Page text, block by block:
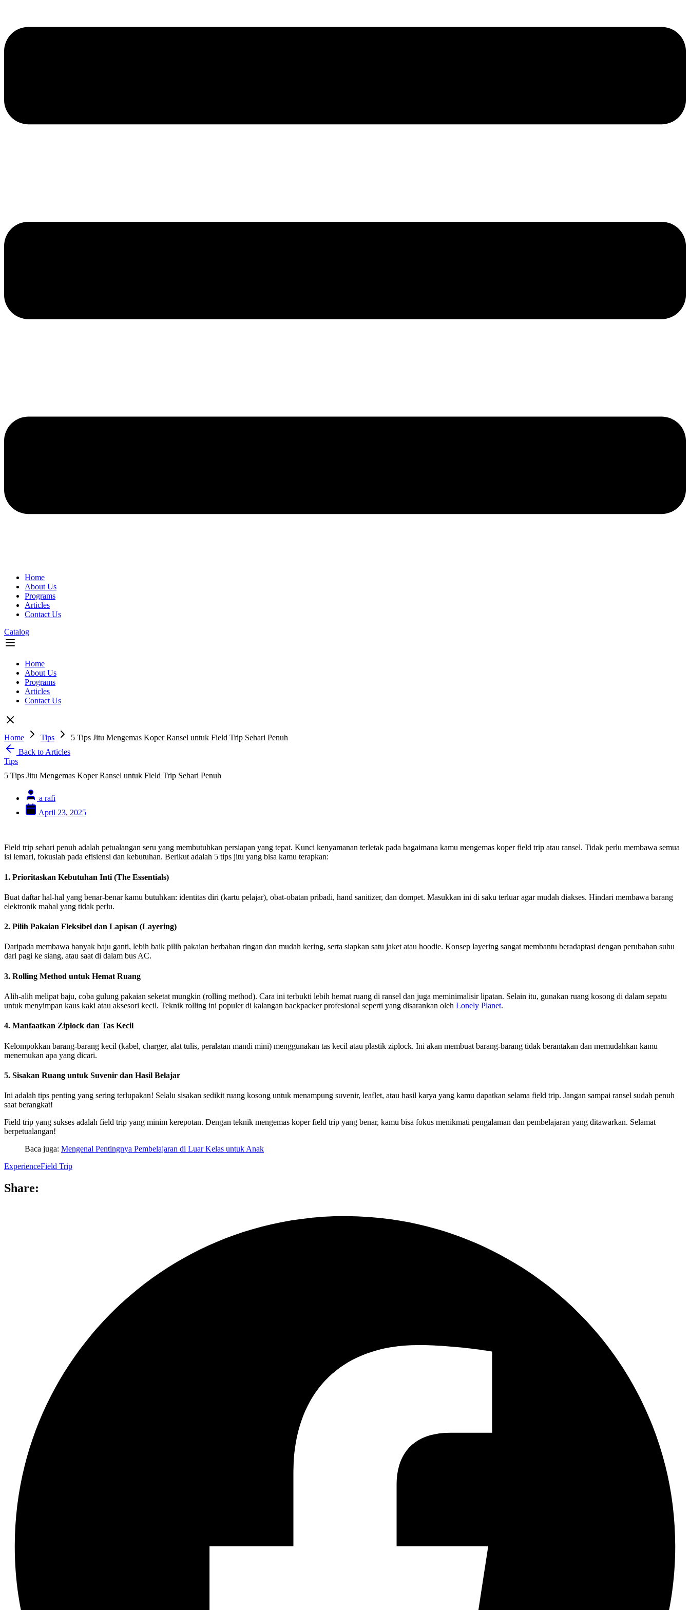
Home
About Us
Programs
Articles
Contact Us
Catalog
Flyout
Home
About Us
Programs
Articles
Contact Us
Home Tips
5 Tips Jitu Mengemas Koper Ransel untuk Field Trip Sehari Penuh
Back to Articles
Tips
5 Tips Jitu Mengemas Koper Ransel untuk Field Trip Sehari Penuh
a rafi
April 23, 2025
Field trip sehari penuh adalah petualangan seru yang membutuhkan persiapan yang tepat. Kunci kenyamanan terletak pada bagaimana kamu mengemas koper field trip atau ransel. Tidak perlu membawa semua
isi lemari, fokuslah pada efisiensi dan kebutuhan. Berikut adalah 5 tips jitu yang bisa kamu terapkan:
1. Prioritaskan Kebutuhan Inti (The Essentials)
Buat daftar hal-hal yang benar-benar kamu butuhkan: identitas diri (kartu pelajar), obat-obatan pribadi, hand sanitizer, dan dompet. Masukkan ini di saku terluar agar mudah diakses. Hindari membawa barang
elektronik mahal yang tidak perlu.
2. Pilih Pakaian Fleksibel dan Lapisan (Layering)
Daripada membawa banyak baju ganti, lebih baik pilih pakaian berbahan ringan dan mudah kering, serta siapkan satu jaket atau hoodie. Konsep layering sangat membantu beradaptasi dengan perubahan suhu
dari pagi ke siang, atau saat di dalam bus AC.
3. Rolling Method untuk Hemat Ruang
Alih-alih melipat baju, coba gulung pakaian seketat mungkin (rolling method). Cara ini terbukti lebih hemat ruang di ransel dan juga meminimalisir lipatan. Selain itu, gunakan ruang kosong di dalam sepatu
untuk menyimpan kaus kaki atau aksesori kecil. Teknik rolling ini populer di kalangan backpacker profesional seperti yang disarankan oleh Lonely Planet.
4. Manfaatkan Ziplock dan Tas Kecil
Kelompokkan barang-barang kecil (kabel, charger, alat tulis, peralatan mandi mini) menggunakan tas kecil atau plastik ziplock. Ini akan membuat barang-barang tidak berantakan dan memudahkan kamu
menemukan apa yang dicari.
5. Sisakan Ruang untuk Suvenir dan Hasil Belajar
Ini adalah tips penting yang sering terlupakan! Selalu sisakan sedikit ruang kosong untuk menampung suvenir, leaflet, atau hasil karya yang kamu dapatkan selama field trip. Jangan sampai ransel sudah penuh
saat berangkat!
Field trip yang sukses adalah field trip yang minim kerepotan. Dengan teknik mengemas koper field trip yang benar, kamu bisa fokus menikmati pengalaman dan pembelajaran yang ditawarkan. Selamat
berpetualangan!
Baca juga: Mengenal Pentingnya Pembelajaran di Luar Kelas untuk Anak
ExperienceField Trip
Share: